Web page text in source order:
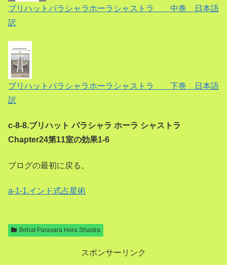
ブリハットパラシャラホーラシャストラ 中巻 日本語
訳
ブリハットパラシャラホーラシャストラ 下巻 日本語
訳
c-8-8.ブリハット パラシャラ ホーラ シャストラ
Chapter24第11室の効果1-6
ブログの最初に戻る。
a-1-1.インド式占星術
Brihat Parasara Hora Shastra
スポンサーリンク